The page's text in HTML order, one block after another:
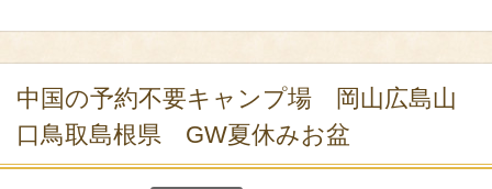
中国の予約不要キャンプ場 岡山広島山
口鳥取島根県 GW夏休みお盆